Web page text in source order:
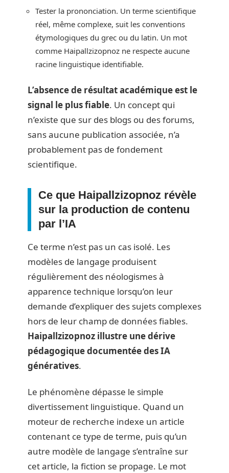
Tester la prononciation. Un terme scientifique
réel, même complexe, suit les conventions
étymologiques du grec ou du latin. Un mot
comme Haipallzizopnoz ne respecte aucune
racine linguistique identifiable.
L’absence de résultat académique est le
signal le plus fiable. Un concept qui
n’existe que sur des blogs ou des forums,
sans aucune publication associée, n’a
probablement pas de fondement
scientifique.
Ce que Haipallzizopnoz révèle
sur la production de contenu
par l’IA
Ce terme n’est pas un cas isolé. Les
modèles de langage produisent
régulièrement des néologismes à
apparence technique lorsqu’on leur
demande d’expliquer des sujets complexes
hors de leur champ de données fiables.
Haipallzizopnoz illustre une dérive
pédagogique documentée des IA
génératives.
Le phénomène dépasse le simple
divertissement linguistique. Quand un
moteur de recherche indexe un article
contenant ce type de terme, puis qu’un
autre modèle de langage s’entraîne sur
cet article, la fiction se propage. Le mot